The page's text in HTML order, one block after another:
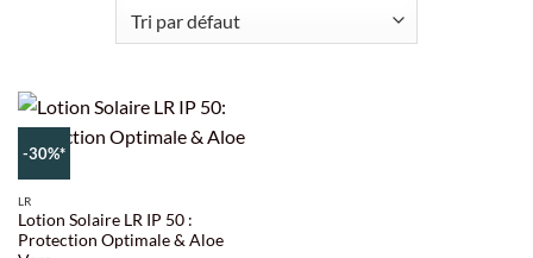
-30%*
LR
Lotion Solaire LR IP 50 :
Protection Optimale & Aloe